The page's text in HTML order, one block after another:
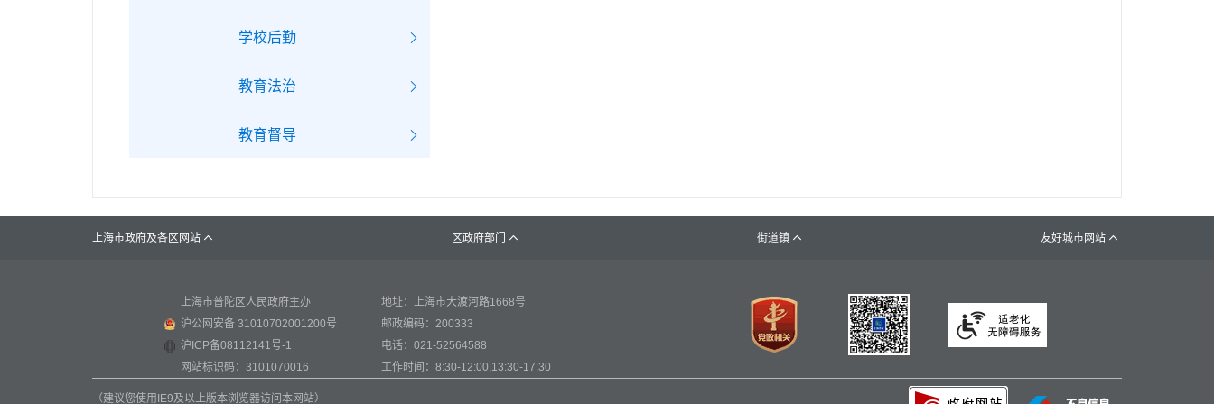
学校后勤
教育法治
教育督导
上海市政府及各区网站  区政府部门  街道镇  友好城市网站 
上海市普陀区人民政府主办
地址：上海市大渡河路1668号
沪公网安备 31010702001200号
邮政编码：200333
沪ICP备08112141号-1
电话：021-52564588
网站标识码：3101070016
工作时间：8:30-12:00,13:30-17:30
（建议您使用IE9及以上版本浏览器访问本网站）